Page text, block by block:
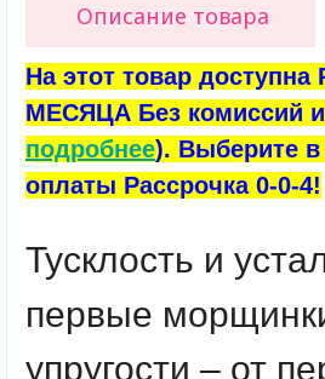
Описание товара
На этот товар
МЕСЯЦА Без комиссий и
подробнее). Выберите в
оплаты Рассрочка 0-0-4!
Тусклость и
первые
упругости – от